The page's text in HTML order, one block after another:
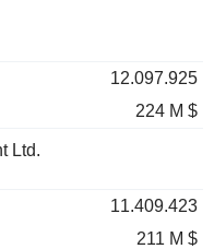
12.097.925
224 M $
Ltd.
11.409.423
211 M $